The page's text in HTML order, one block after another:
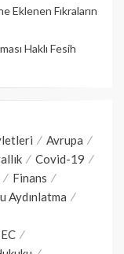
Eklenen Fıkraların
Haklı Fesih
Avrupa
Covid-19
Finans
Aydınlatma